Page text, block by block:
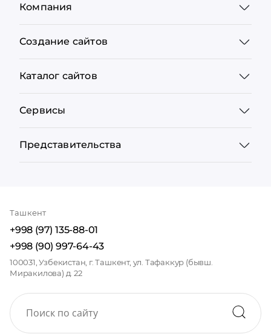
Компания
Создание сайтов
Каталог сайтов
Сервисы
Представительства
Ташкент
+998 (97) 135-88-01
+998 (90) 997-64-43
100031, Узбекистан, г. Ташкент, ул. Тафаккур (бывш.
Миракилова) д. 22